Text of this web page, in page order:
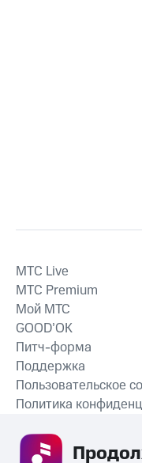
MTС Live
MTС Premium
Мой МТС
GOOD’OK
Питч-форма
Поддержка
Пользовательское
Политика